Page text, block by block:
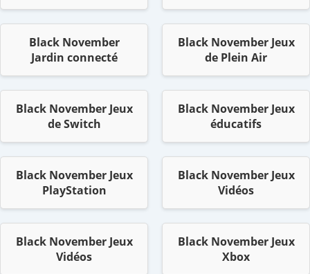
Black November
Jardin connecté
Black November Jeux
de Plein Air
Black November Jeux
de Switch
Black November Jeux
éducatifs
Black November Jeux
PlayStation
Black November Jeux
Vidéos
Black November Jeux
Vidéos
Black November Jeux
Xbox